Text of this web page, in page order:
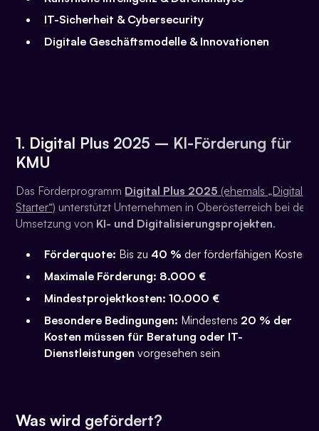
IT-Sicherheit & Cybersecurity
Digitale Geschäftsmodelle & Innovationen
1. Digital Plus 2025 – KI-Förderung für
KMU
Das Förderprogramm Digital Plus 2025 (ehemals „Digital
Starter“) unterstützt Unternehmen in Oberösterreich bei der
Umsetzung von KI- und Digitalisierungsprojekten.
Förderquote: Bis zu 40 % der förderfähigen Kosten
Maximale Förderung: 8.000 €
Mindestprojektkosten: 10.000 €
Besondere Bedingungen: Mindestens 20 % der
Kosten müssen für Beratung oder IT-
Dienstleistungen vorgesehen sein
Was wird gefördert?